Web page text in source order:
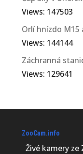
Views: 147503
Orlí hnízdo M15
Views: 144144
Záchranná
Views: 129641
ZooCam.info
Živé kamery ze